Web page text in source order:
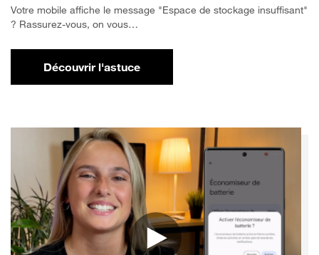
Votre mobile affiche le message "Espace de stockage insuffisant"
? Rassurez-vous, on vous…
Découvrir l'astucepour Comment libérer de l'espace sur